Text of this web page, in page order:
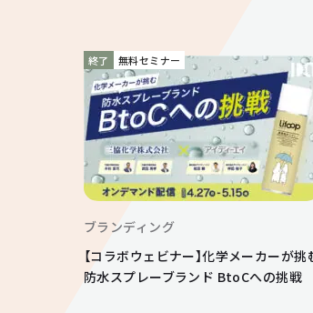
終了 無料セミナー
ブランディング
【コラボウェビナー】化学メーカーが挑
防水スプレーブランド BtoCへの挑戦